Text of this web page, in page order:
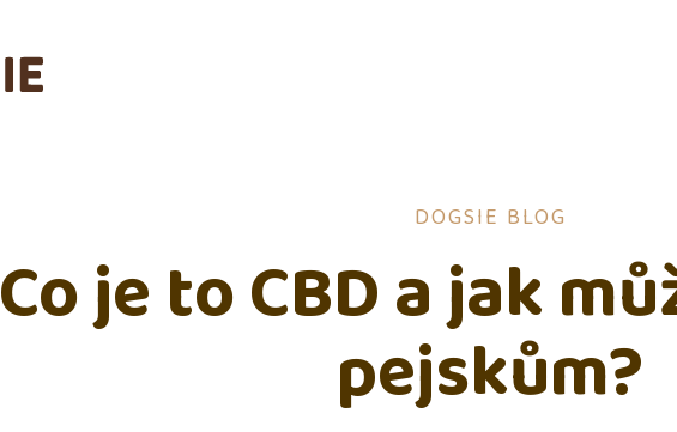
DOGSIE BLOG
Co je to CBD a jak
pejskům?